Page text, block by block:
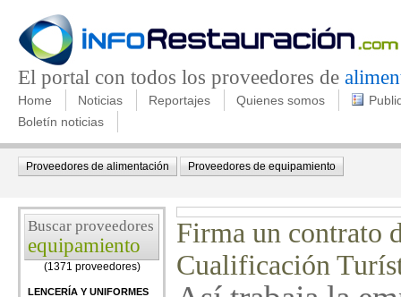
El portal con todos los proveedores de
Home Noticias Reportajes Quienes somos
Boletín noticias
Proveedores de alimentación Proveedores de equipamiento
Buscar proveedores
equipamiento
(1371 proveedores)
LENCERÍA Y UNIFORMES
Firma un contrato
Cualificación